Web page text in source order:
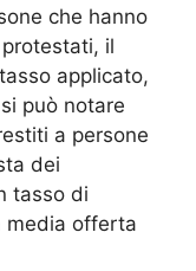
che hanno
il
applicato,
può notare
a persone
dei
tasso di
media offerta